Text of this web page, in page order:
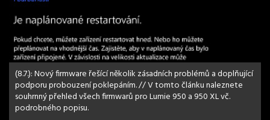
(8.7.): Nový firmware řešící několik zásadních problémů a doplňující
podporu probouzení poklepáním. // V tomto článku naleznete
souhrnný přehled všech firmwarů pro Lumie 950 a 950 XL vč.
podrobného popisu.